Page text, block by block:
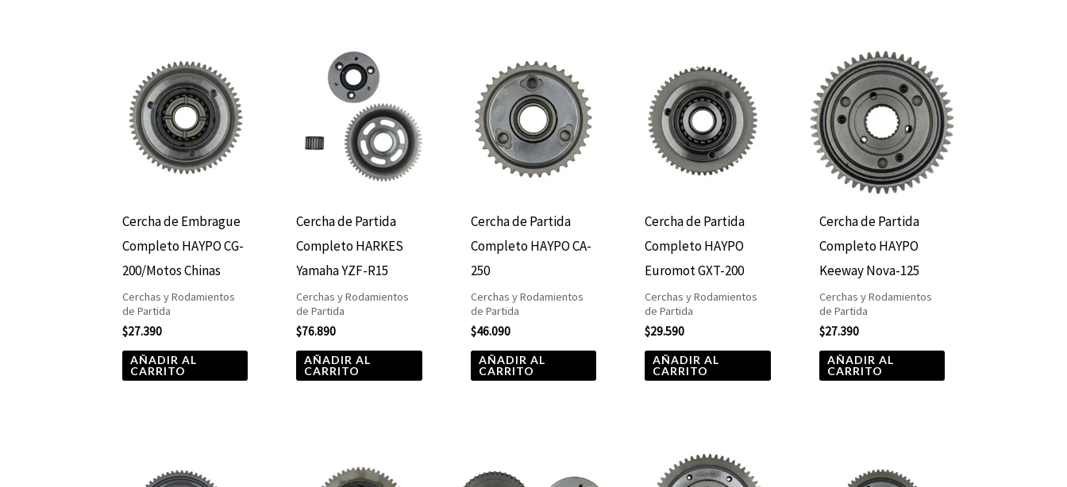
Cercha de Embrague
Completo HAYPO CG-
200/Motos Chinas
Cerchas y Rodamientos
de Partida
$27.390
AÑADIR AL
CARRITO
Cercha de Partida
Completo HARKES
Yamaha YZF-R15
Cerchas y Rodamientos
de Partida
$76.890
AÑADIR AL
CARRITO
Cercha de Partida
Completo HAYPO CA-
250
Cerchas y Rodamientos
de Partida
$46.090
AÑADIR AL
CARRITO
Cercha de Partida
Completo HAYPO
Euromot GXT-200
Cerchas y Rodamientos
de Partida
$29.590
AÑADIR AL
CARRITO
Cercha de Partida
Completo HAYPO
Keeway Nova-125
Cerchas y Rodamientos
de Partida
$27.390
AÑADIR AL
CARRITO